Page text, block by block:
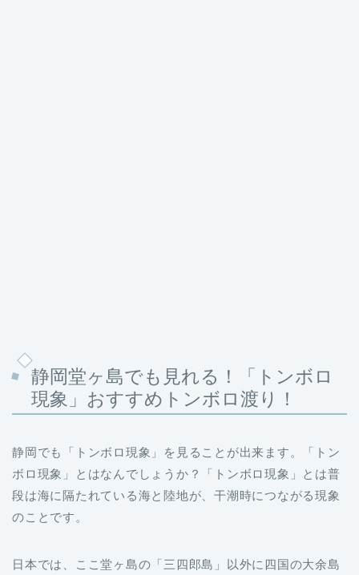
静岡堂ヶ島でも見れる！「トンボロ
現象」おすすめトンボロ渡り！
静岡でも「トンボロ現象」を見ることが出来ます。「トン
ボロ現象」とはなんでしょうか？「トンボロ現象」とは普
段は海に隔たれている海と陸地が、干潮時につながる現象
のことです。
日本では、ここ堂ヶ島の「三四郎島」以外に四国の大余島